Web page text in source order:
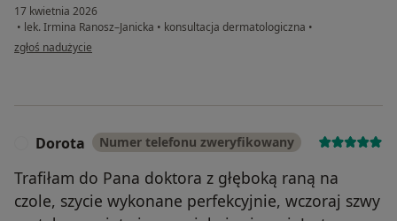
17 kwietnia 2026
• lek. Irmina Ranosz–Janicka • konsultacja dermatologiczna •
w opinii użytkownika Natalia
zgłoś nadużycie
Dorota Numer telefonu zweryfikowany
Trafiłam do Pana doktora z głęboką raną na
czole, szycie wykonane perfekcyjnie, wczoraj szwy